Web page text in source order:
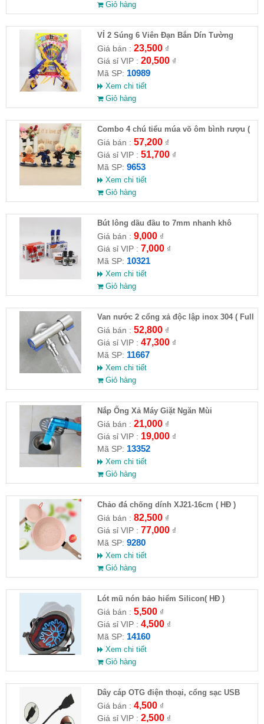
Giỏ hàng
VỈ 2 Súng 6 Viên Đạn Bắn Dín Tường
Giá bán : 23,500₫
Giá sỉ VIP : 20,500₫
Mã SP: 10989
Xem chi tiết
Giỏ hàng
Combo 4 chú tiểu múa võ ôm bình rượu (
HĐ )
Giá bán : 57,200₫
Giá sỉ VIP : 51,700₫
Mã SP: 9653
Xem chi tiết
Giỏ hàng
Bút lông dầu đầu to 7mm nhanh khô
Giá bán : 9,000₫
Giá sỉ VIP : 7,000₫
Mã SP: 10321
Xem chi tiết
Giỏ hàng
Van nước 2 cổng xả độc lập inox 304 ( Full
VAT )
Giá bán : 52,800₫
Giá sỉ VIP : 47,300₫
Mã SP: 11667
Xem chi tiết
Giỏ hàng
Nắp Ống Xả Máy Giặt Ngăn Mùi
Giá bán : 21,000₫
Giá sỉ VIP : 19,000₫
Mã SP: 13352
Xem chi tiết
Giỏ hàng
Chảo đá chống dính XJ21-16cm ( HĐ )
Giá bán : 82,500₫
Giá sỉ VIP : 77,000₫
Mã SP: 9280
Xem chi tiết
Giỏ hàng
Lót mũ nón bảo hiểm Silicon( HĐ )
Giá bán : 5,500₫
Giá sỉ VIP : 4,500₫
Mã SP: 14160
Xem chi tiết
Giỏ hàng
Dây cáp OTG điện thoại, cổng sạc USB
Giá bán : 4,500₫
Giá sỉ VIP : 2,500₫